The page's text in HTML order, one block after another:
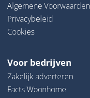
Algemene Voorwaarden
Privacybeleid
Cookies
Voor bedrijven
Zakelijk adverteren
Facts Woonhome